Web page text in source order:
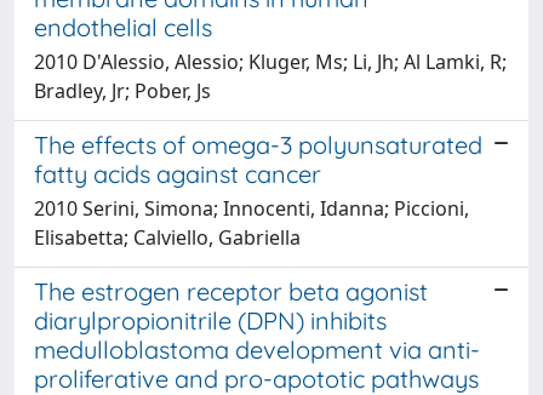
endothelial cells
2010 D'Alessio, Alessio; Kluger, Ms; Li, Jh; Al Lamki, R;
Bradley, Jr; Pober, Js
The effects of omega-3 polyunsaturated
fatty acids against cancer
2010 Serini, Simona; Innocenti, Idanna; Piccioni,
Elisabetta; Calviello, Gabriella
The estrogen receptor beta agonist
diarylpropionitrile (DPN) inhibits
medulloblastoma development via anti-
proliferative and pro-apototic pathways